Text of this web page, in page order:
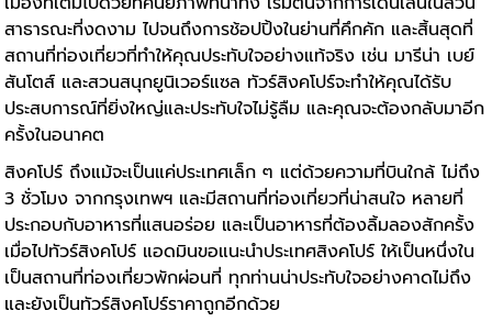
สาธารณะที่งดงาม ไปจนถึงการช้อปปิ้งในย่านที่คึกคัก และสิ้นสุดที่
สถานที่ท่องเที่ยวที่ทำให้คุณประทับใจอย่างแท้จริง เช่น มารีน่า เบย์
สันโตส์ และสวนสนุกยูนิเวอร์แซล ทัวร์สิงคโปร์จะทำให้คุณได้รับ
ประสบการณ์ที่ยิ่งใหญ่และประทับใจไม่รู้ลืม และคุณจะต้องกลับมาอีก
ครั้งในอนาคต
สิงคโปร์ ถึงแม้จะเป็นแค่ประเทศเล็ก ๆ แต่ด้วยความที่บินใกล้ ไม่ถึง
3 ชั่วโมง จากกรุงเทพฯ และมีสถานที่ท่องเที่ยวที่น่าสนใจ หลายที่
ประกอบกับอาหารที่แสนอร่อย และเป็นอาหารที่ต้องลิ้มลองสักครั้ง
เมื่อไปทัวร์สิงคโปร์ แอดมินขอแนะนำประเทศสิงคโปร์ ให้เป็นหนึ่งใน
เป็นสถานที่ท่องเที่ยวพักผ่อนที่ ทุกท่านน่าประทับใจอย่างคาดไม่ถึง
และยังเป็นทัวร์สิงคโปร์ราคาถูกอีกด้วย